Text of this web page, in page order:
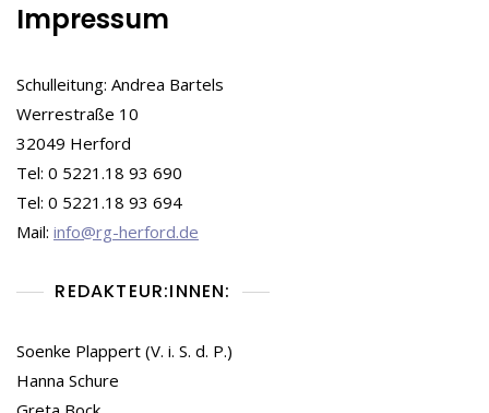
Impressum
Schulleitung: Andrea Bartels
Werrestraße 10
32049 Herford
Tel: 0 5221.18 93 690
Tel: 0 5221.18 93 694
Mail: info@rg-herford.de
REDAKTEUR:INNEN:
Soenke Plappert (V. i. S. d. P.)
Hanna Schure